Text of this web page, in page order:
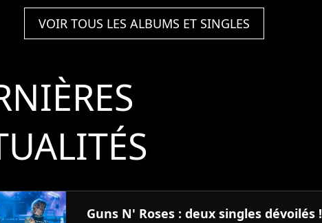
You Could Be
Mine
VOIR TOUS LES ALBUMS ET SINGLES
Guns N' Roses : deux singles dévoilés !